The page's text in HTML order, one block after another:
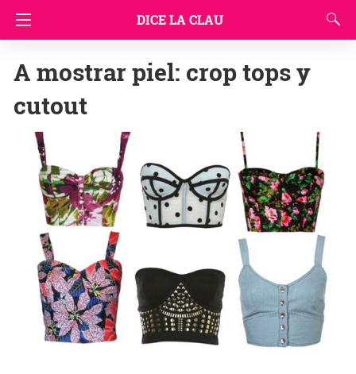
DICE LA CLAU
A mostrar piel: crop tops y
cutout